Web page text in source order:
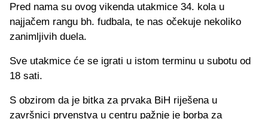
Pred nama su ovog vikenda utakmice 34. kola u
najjačem rangu bh. fudbala, te nas očekuje nekoliko
zanimljivih duela.
Sve utakmice će se igrati u istom terminu u subotu od
18 sati.
S obzirom da je bitka za prvaka BiH riješena u
završnici prvenstva u centru pažnje je borba za